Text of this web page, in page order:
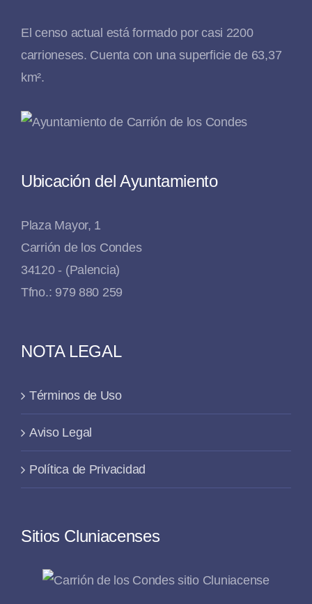
El censo actual está formado por casi 2200
carrioneses. Cuenta con una superficie de 63,37
km².
Ubicación del Ayuntamiento
Plaza Mayor, 1
Carrión de los Condes
34120 - (Palencia)
Tfno.: 979 880 259
NOTA LEGAL
Términos de Uso
Aviso Legal
Política de Privacidad
Sitios Cluniacenses